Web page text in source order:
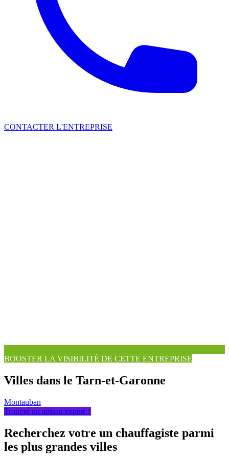
CONTACTER L'ENTREPRISE
BOOSTER LA VISIBILITÉ DE CETTE ENTREPRISE
Villes dans le Tarn-et-Garonne
Montauban
Trouver un artisan expert ↑
Recherchez votre un chauffagiste parmi
les plus grandes villes